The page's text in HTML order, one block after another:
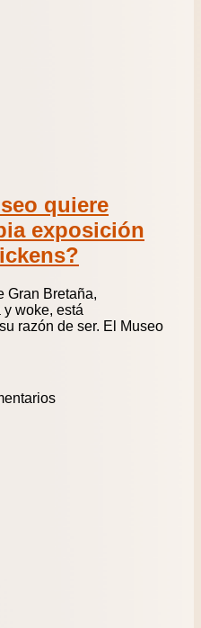
quiere
exposición
Gran Bretaña,
woke, está
razón de ser. El Museo